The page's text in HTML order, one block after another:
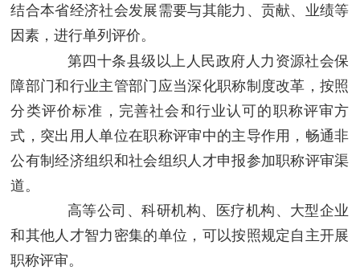
结合本省经济社会发展需要与其能力、贡献、业绩等
因素，进行单列评价。
第四十条县级以上人民政府人力资源社会保
障部门和行业主管部门应当深化职称制度改革，按照
分类评价标准，完善社会和行业认可的职称评审方
式，突出用人单位在职称评审中的主导作用，畅通非
公有制经济组织和社会组织人才申报参加职称评审渠
道。
高等公司、科研机构、医疗机构、大型企业
和其他人才智力密集的单位，可以按照规定自主开展
职称评审。